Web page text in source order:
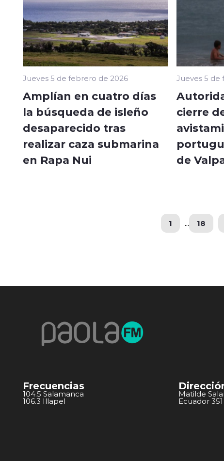
Jueves 5 de febrero de 2026
Amplían en cuatro días
la búsqueda de isleño
desaparecido tras
realizar caza submarina
en Rapa Nui
Jueves 5 de
cierre
de
1 ... 18
Frecuencias
104.5 Salamanca
106.3 Illapel
Matilde
Ecuador